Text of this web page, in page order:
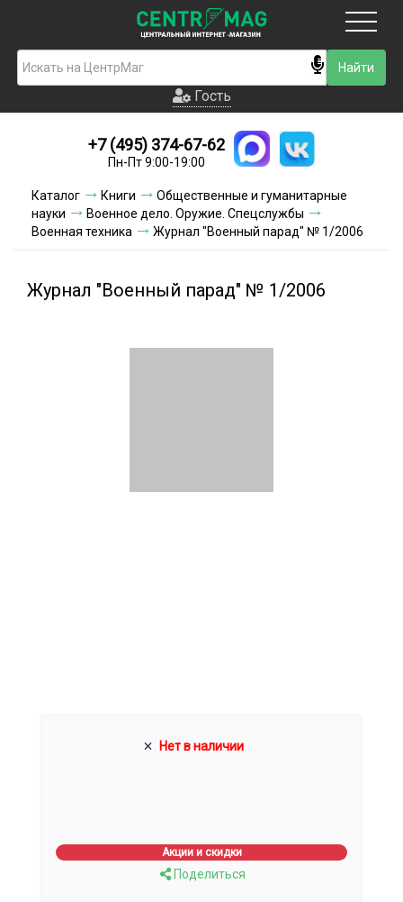
Гость
Новинки
Условия доставки
Условия оплаты
Гость
+7 (495) 374-67-62
Пн-Пт 9:00-19:00
Каталог Книги
Общественные и гуманитарные
науки
Военное дело. Оружие. Спецслужбы
Военная техника
Журнал "Военный парад" № 1/2006
Журнал "Военный парад" № 1/2006
Нет в наличии
Акции и скидки
Поделиться